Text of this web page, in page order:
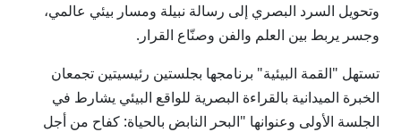
وتحويل السرد البصري إلى رسالة نبيلة ومسار بيئي عالمي،
وجسر يربط بين العلم والفن وصنّاع القرار.
تستهل "القمة البيئية" برنامجها بجلستين رئيسيتين تجمعان
الخبرة الميدانية بالقراءة البصرية للواقع البيئي يشارط في
الجلسة الأولى وعنوانها "البحر النابض بالحياة: كفاح من أجل